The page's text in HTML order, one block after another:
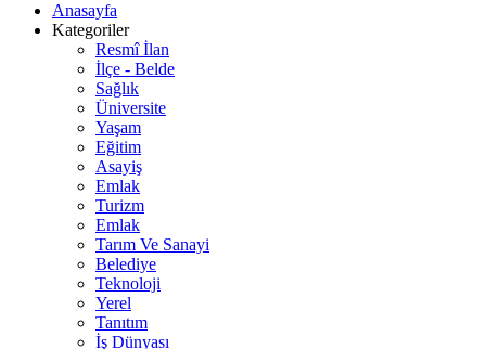
Anasayfa
Kategoriler
Resmî İlan
İlçe - Belde
Sağlık
Üniversite
Yaşam
Eğitim
Asayiş
Emlak
Turizm
Emlak
Tarım Ve Sanayi
Belediye
Teknoloji
Yerel
Tanıtım
İş Dünyası